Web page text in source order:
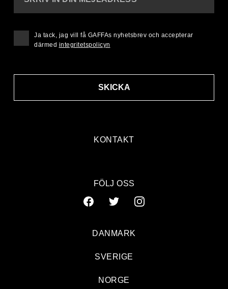
KONTAKT
SKICKA
Ja tack, jag vill få GAFFAs nyhetsbrev och accepterar
därmed integritetspolicyn
FÖLJ OSS
DANMARK
SVERIGE
NORGE